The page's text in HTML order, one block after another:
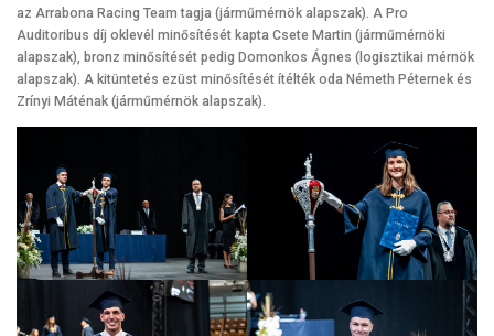
az Arrabona Racing Team tagja (járműmérnök alapszak). A Pro
Auditoribus díj oklevél minősítését kapta Csete Martin (járműmérnöki
alapszak), bronz minősítését pedig Domonkos Ágnes (logisztikai mérnök
alapszak). A kitüntetés ezüst minősítését ítélték oda Németh Péternek és
Zrínyi Máténak (járműmérnök alapszak).